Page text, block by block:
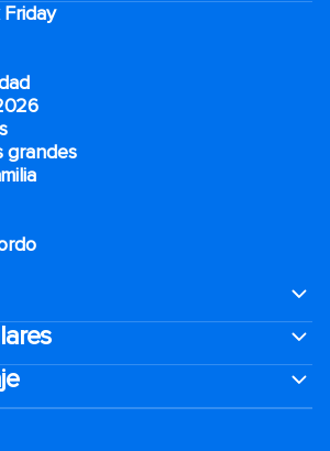
grandes